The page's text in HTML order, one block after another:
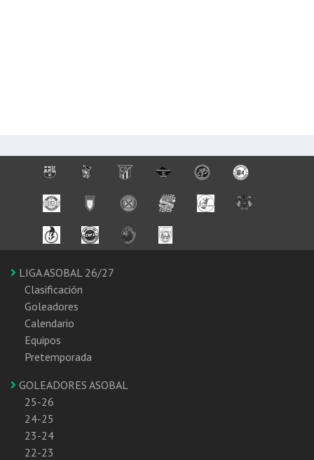
LIGA ASOBAL 26/27
Clasificación
Goleadores
Calendario
Equipos
Pretemporada
GOLEADORES ASOBAL
25-26
24-25
23-24
22-23